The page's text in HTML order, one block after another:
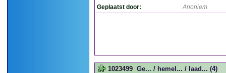
Geplaatst door: Anoniem
1023499 Ge... / hemel... / laad... (4)